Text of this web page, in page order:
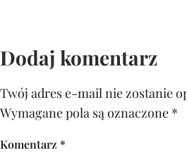
Dodaj komentarz
Twój adres e-mail nie zostanie
Wymagane pola są oznaczone *
Komentarz *